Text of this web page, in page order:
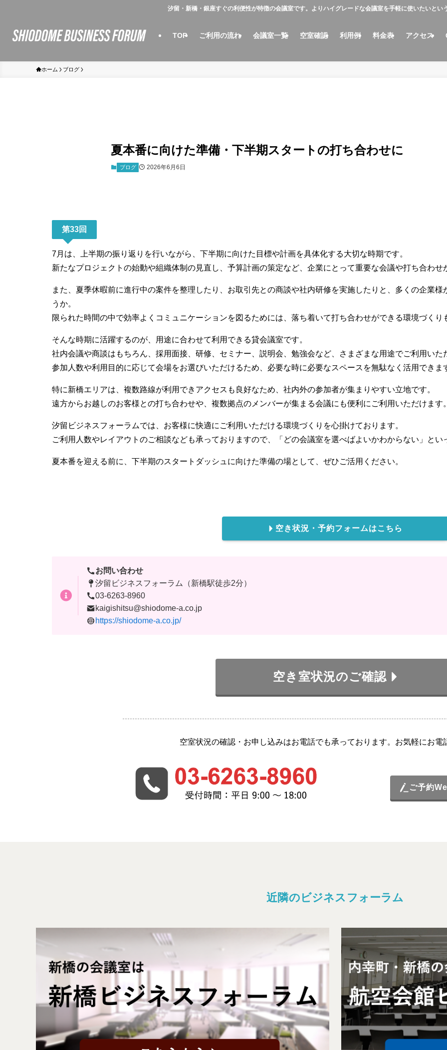
汐留・新橋・銀座すぐの利便性が特徴の会議室です。よりハイグレードな会議室を手軽に使いたいとい
TOP ご利用の流れ 会議室一覧 空室確認 利用例 料金表 アクセス
ホーム ブログ
夏本番に向けた準備・下半期スタートの打ち合わせに
ブログ 2026年6月6日
第33回
7月は、上半期の振り返りを行いながら、下半期に向けた目標や計画を具体化する大切な時期です。
新たなプロジェクトの始動や組織体制の見直し、予算計画の策定など、企業にとって重要な会議や打ち合わせ
また、夏季休暇前に進行中の案件を整理したり、お取引先との商談や社内研修を実施したりと、多くの企業
うか。
限られた時間の中で効率よくコミュニケーションを図るためには、落ち着いて打ち合わせができる環境づくり
そんな時期に活躍するのが、用途に合わせて利用できる貸会議室です。
社内会議や商談はもちろん、採用面接、研修、セミナー、説明会、勉強会など、さまざまな用途でご利用いた
参加人数や利用目的に応じて会場をお選びいただけるため、必要な時に必要なスペースを無駄なく活用できま
特に新橋エリアは、複数路線が利用できアクセスも良好なため、社内外の参加者が集まりやすい立地です。
遠方からお越しのお客様との打ち合わせや、複数拠点のメンバーが集まる会議にも便利にご利用いただけます。
汐留ビジネスフォーラムでは、お客様に快適にご利用いただける環境づくりを心掛けております。
ご利用人数やレイアウトのご相談なども承っておりますので、「どの会議室を選べばよいかわからない」とい
夏本番を迎える前に、下半期のスタートダッシュに向けた準備の場として、ぜひご活用ください。
空き状況・予約フォームはこちら
お問い合わせ
汐留ビジネスフォーラム（新橋駅徒歩2分）
03-6263-8960
kaigishitsu@shiodome-a.co.jp
https://shiodome-a.co.jp/
空き室状況のご確認
空室状況の確認・お申し込みはお電話でも承っております。お気軽にお電
ご予約
近隣のビジネスフォーラム